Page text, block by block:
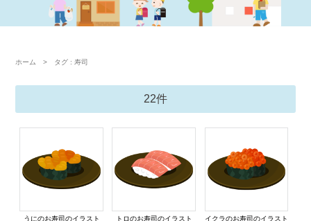
ホーム > タグ : 寿司
22件
うにのお寿司のイラスト
トロのお寿司のイラスト
イクラのお寿司のイラスト